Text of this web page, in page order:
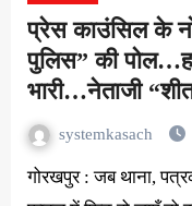
प्रेस काउंसिल के
पुलिस” की
भारी…नेताजी
systemkasach
गोरखपुर : जब थाना, पत्रकारी भांड और नेता जी…तीनों एक ही